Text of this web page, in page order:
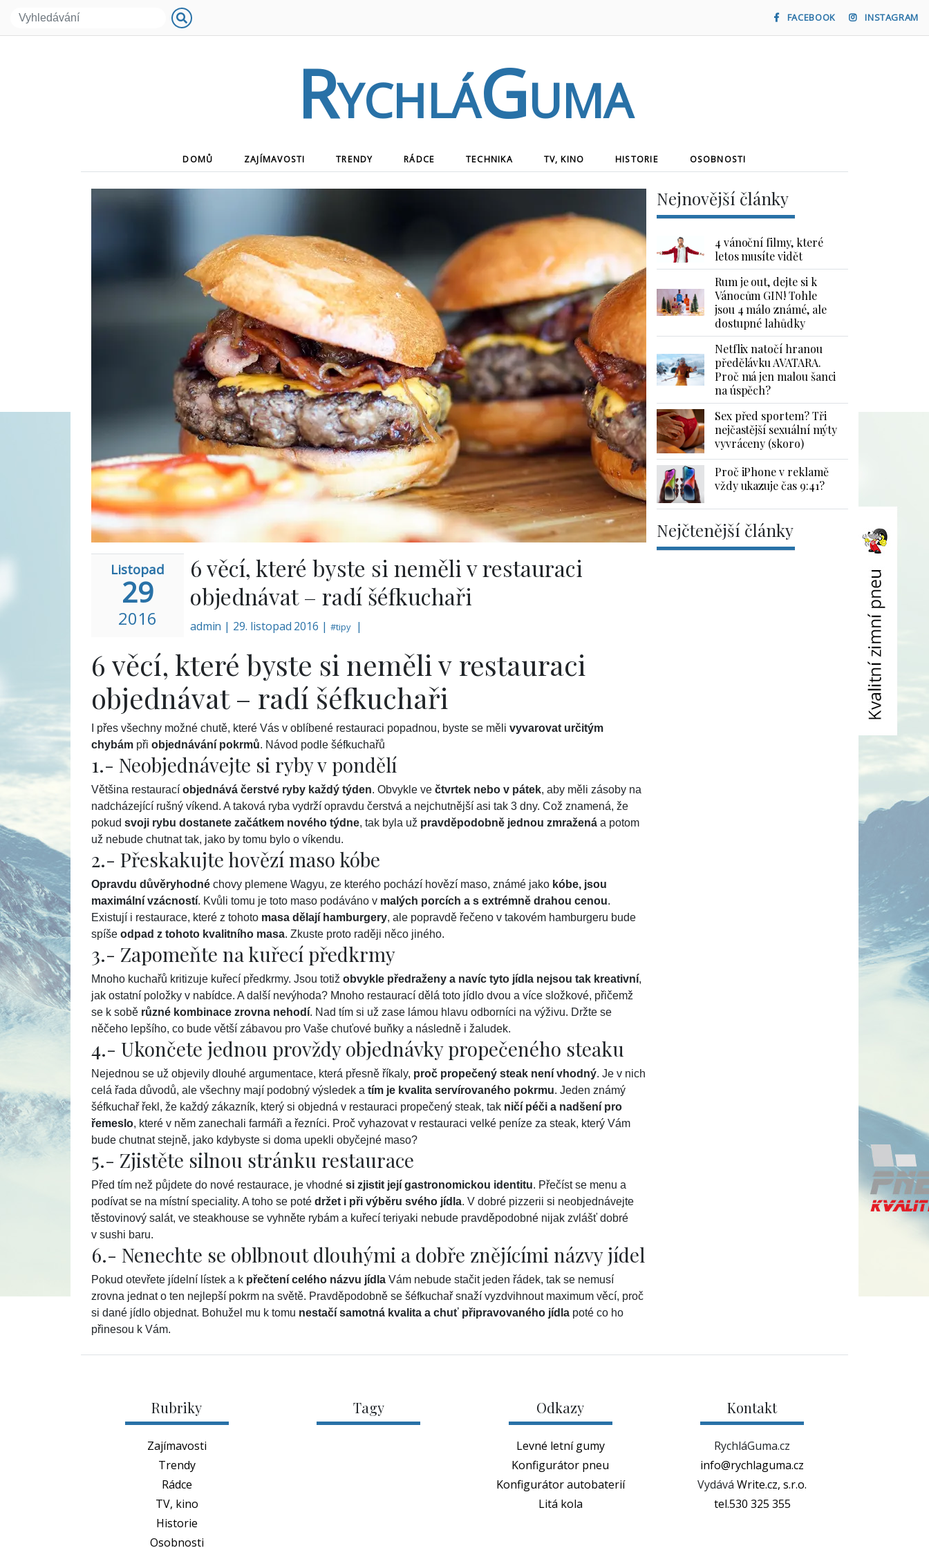
FACEBOOK INSTAGRAM
RychláGuma
DOMŮ (CURRENT)ZAJÍMAVOSTI TRENDY RÁDCE TECHNIKA TV, KINO HISTORIE OSOBNOSTI
Listopad
29
2016
6 věcí, které byste si neměli v restauraci
objednávat – radí šéfkuchaři
admin | 29. listopad 2016 | #tipy |
6 věcí, které byste si neměli v restauraci
objednávat – radí šéfkuchaři
I přes všechny možné chutě, které Vás v oblíbené restauraci popadnou, byste se měli vyvarovat určitým
chybám při objednávání pokrmů. Návod podle šéfkuchařů
1.- Neobjednávejte si ryby v pondělí
Většina restaurací objednává čerstvé ryby každý týden. Obvykle ve čtvrtek nebo v pátek, aby měli zásoby na
nadcházející rušný víkend. A taková ryba vydrží opravdu čerstvá a nejchutnější asi tak 3 dny. Což znamená, že
pokud svoji rybu dostanete začátkem nového týdne, tak byla už pravděpodobně jednou zmražená a potom
už nebude chutnat tak, jako by tomu bylo o víkendu.
2.- Přeskakujte hovězí maso kóbe
Opravdu důvěryhodné chovy plemene Wagyu, ze kterého pochází hovězí maso, známé jako kóbe, jsou
maximální vzácností. Kvůli tomu je toto maso podáváno v malých porcích a s extrémně drahou cenou.
Existují i restaurace, které z tohoto masa dělají hamburgery, ale popravdě řečeno v takovém hamburgeru bude
spíše odpad z tohoto kvalitního masa. Zkuste proto raději něco jiného.
3.- Zapomeňte na kuřecí předkrmy
Mnoho kuchařů kritizuje kuřecí předkrmy. Jsou totiž obvykle předraženy a navíc tyto jídla nejsou tak kreativní,
jak ostatní položky v nabídce. A další nevýhoda? Mnoho restaurací dělá toto jídlo dvou a více složkové, přičemž
se k sobě různé kombinace zrovna nehodí. Nad tím si už zase lámou hlavu odborníci na výživu. Držte se
něčeho lepšího, co bude větší zábavou pro Vaše chuťové buňky a následně i žaludek.
4.- Ukončete jednou provždy objednávky propečeného steaku
Nejednou se už objevily dlouhé argumentace, která přesně říkaly, proč propečený steak není vhodný. Je v nich
celá řada důvodů, ale všechny mají podobný výsledek a tím je kvalita servírovaného pokrmu. Jeden známý
šéfkuchař řekl, že každý zákazník, který si objedná v restauraci propečený steak, tak ničí péči a nadšení pro
řemeslo, které v něm zanechali farmáři a řezníci. Proč vyhazovat v restauraci velké peníze za steak, který Vám
bude chutnat stejně, jako kdybyste si doma upekli obyčejné maso?
5.- Zjistěte silnou stránku restaurace
Před tím než půjdete do nové restaurace, je vhodné si zjistit její gastronomickou identitu. Přečíst se menu a
podívat se na místní speciality. A toho se poté držet i při výběru svého jídla. V dobré pizzerii si neobjednávejte
těstovinový salát, ve steakhouse se vyhněte rybám a kuřecí teriyaki nebude pravděpodobné nijak zvlášť dobré
v sushi baru.
6.- Nenechte se oblbnout dlouhými a dobře znějícími názvy jídel
Pokud otevřete jídelní lístek a k přečtení celého názvu jídla Vám nebude stačit jeden řádek, tak se nemusí
zrovna jednat o ten nejlepší pokrm na světě. Pravděpodobně se šéfkuchař snaží vyzdvihnout maximum věcí, proč
si dané jídlo objednat. Bohužel mu k tomu nestačí samotná kvalita a chuť připravovaného jídla poté co ho
přinesou k Vám.
Nejnovější články
4 vánoční filmy, které
letos musíte vidět
Rum je out, dejte si k
Vánocům GIN! Tohle
jsou 4 málo známé, ale
dostupné lahůdky
Netflix natočí hranou
předělávku AVATARA.
Proč má jen malou šanci
na úspěch?
Sex před sportem? Tři
nejčastější sexuální mýty
vyvráceny (skoro)
Proč iPhone v reklamě
vždy ukazuje čas 9:41?
Nejčtenější články
Rubriky
Zajímavosti
Trendy
Rádce
TV, kino
Historie
Osobnosti
Tagy Odkazy
Levné letní gumy
Konfigurátor pneu
Konfigurátor autobaterií
Litá kola
Kontakt
RychláGuma.cz
info@rychlaguma.cz
VydáváWrite.cz, s.r.o.
tel.530 325 355